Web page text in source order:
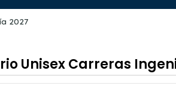
2027
Unisex Carreras